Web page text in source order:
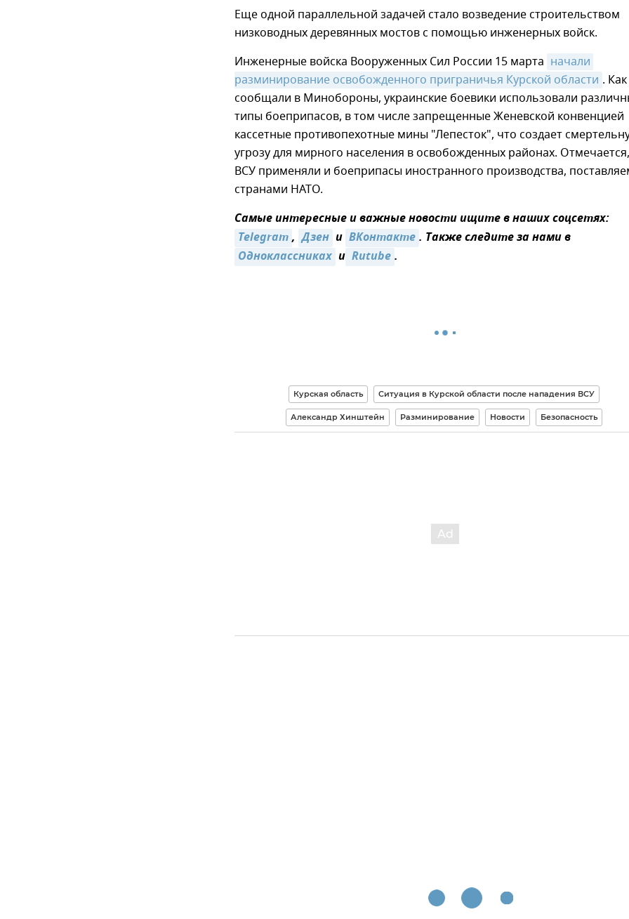
Еще одной параллельной задачей стало возведение строительством
низководных деревянных мостов с помощью инженерных войск.
Инженерные войска Вооруженных Сил России 15 марта начали
разминирование освобожденного приграничья Курской области . Как
сообщали в Минобороны, украинские боевики использовали
типы боеприпасов, в том числе запрещенные Женевской конвенцией
кассетные противопехотные мины "Лепесток", что создает
угрозу для мирного населения в освобожденных районах.
ВСУ применяли и боеприпасы иностранного производства,
странами НАТО.
Самые интересные и важные новости ищите в наших соцсетях:
Telegram, Дзен и ВКонтакте. Также следите за нами в
Одноклассниках и Rutube.
Курская область Ситуация в Курской области после нападения ВСУ
Александр Хинштейн Разминирование Новости Безопасность